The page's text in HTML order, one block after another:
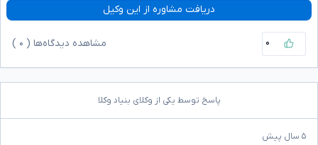
دریافت مشاوره از این وکیل
۰ مشاهده دیدگاه‌ها ( ۰
پاسخ توسط یکی از وکلای بنیاد وکلا
۵ سال پیش